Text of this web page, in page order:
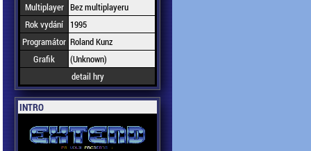
Multiplayer Bez multiplayeru
Rok vydání
1995
Programátor Roland Kunz
Grafik
(Unknown)
detail hry
INTRO